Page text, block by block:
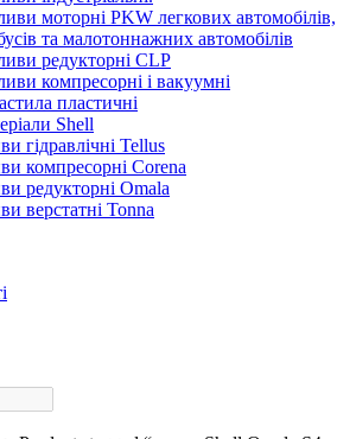
моторні PKW легкових автомобілів,
та малотоннажних автомобілів
редукторні CLP
компресорні і вакуумні
пластичні
Shell
гідравлічні Tellus
компресорні Corena
редукторні Omala
верстатні Tonna